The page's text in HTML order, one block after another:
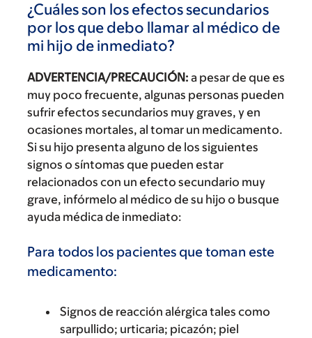
¿Cuáles son los efectos secundarios
por los que debo llamar al médico de
mi hijo de inmediato?
ADVERTENCIA/PRECAUCIÓN: a pesar de que es
muy poco frecuente, algunas personas pueden
sufrir efectos secundarios muy graves, y en
ocasiones mortales, al tomar un medicamento.
Si su hijo presenta alguno de los siguientes
signos o síntomas que pueden estar
relacionados con un efecto secundario muy
grave, infórmelo al médico de su hijo o busque
ayuda médica de inmediato:
Para todos los pacientes que toman este
medicamento:
Signos de reacción alérgica tales como
sarpullido; urticaria; picazón; piel